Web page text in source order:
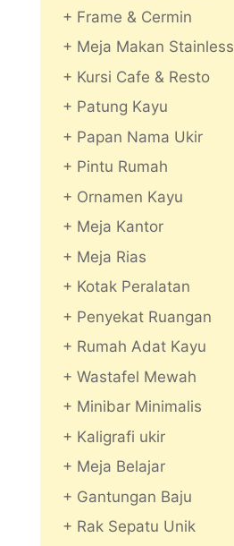
+ Frame & Cermin
+ Meja Makan Stainless
+ Kursi Cafe & Resto
+ Patung Kayu
+ Papan Nama Ukir
+ Pintu Rumah
+ Ornamen Kayu
+ Meja Kantor
+ Meja Rias
+ Kotak Peralatan
+ Penyekat Ruangan
+ Rumah Adat Kayu
+ Wastafel Mewah
+ Minibar Minimalis
+ Kaligrafi ukir
+ Meja Belajar
+ Gantungan Baju
+ Rak Sepatu Unik